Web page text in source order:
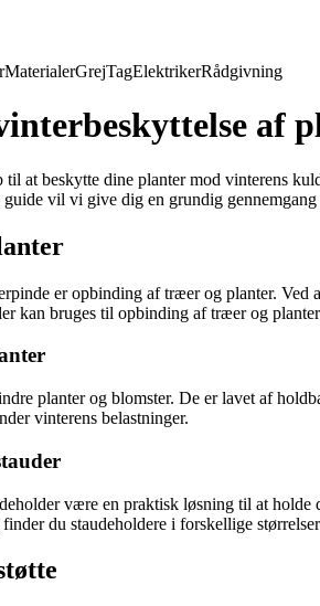
MaterialerGrejTagElektrikerRådgivning
af
at beskytte dine planter mod vinterens
vil vi give dig en grundig
er opbinding af træer og planter.
kan bruges til opbinding af træer og
planter og blomster. De er lavet af
vinterens belastninger.
være en praktisk løsning til at
du staudeholdere i forskellige